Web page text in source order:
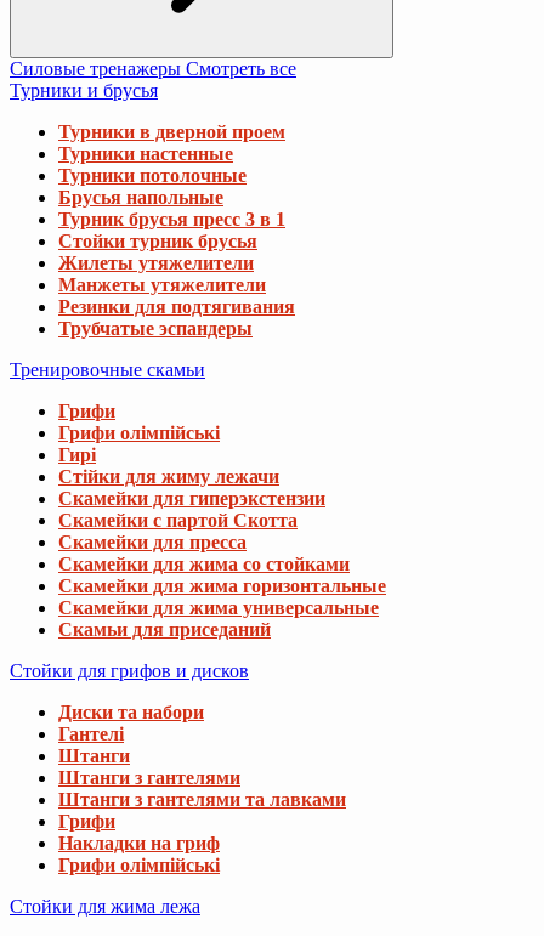
Силовые тренажеры Смотреть все
Турники и брусья
Турники в дверной проем
Турники настенные
Турники потолочные
Брусья напольные
Турник брусья пресс 3 в 1
Стойки турник брусья
Жилеты утяжелители
Манжеты утяжелители
Резинки для подтягивания
Трубчатые эспандеры
Тренировочные скамьи
Грифи
Грифи олімпійські
Гирі
Стійки для жиму лежачи
Скамейки для гиперэкстензии
Скамейки с партой Скотта
Скамейки для пресса
Скамейки для жима со стойками
Скамейки для жима горизонтальные
Скамейки для жима универсальные
Скамьи для приседаний
Стойки для грифов и дисков
Диски та набори
Гантелі
Штанги
Штанги з гантелями
Штанги з гантелями та лавками
Грифи
Накладки на гриф
Грифи олімпійські
Стойки для жима лежа